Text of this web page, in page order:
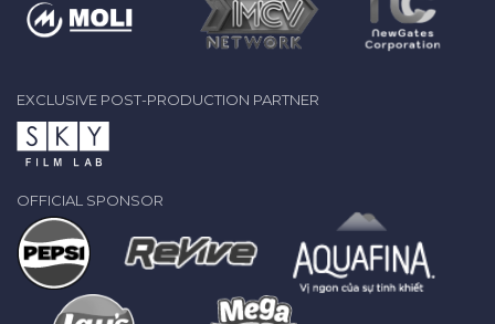
EXCLUSIVE POST-PRODUCTION PARTNER
OFFICIAL SPONSOR